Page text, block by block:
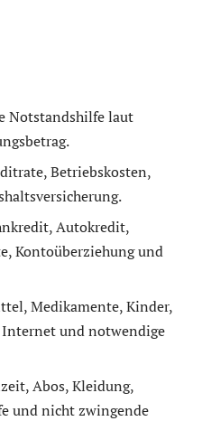
Notstandshilfe laut
Betriebskosten,
Autokredit,
Kontoüberziehung und
Medikamente, Kinder,
Internet und notwendige
Abos, Kleidung,
und nicht zwingende